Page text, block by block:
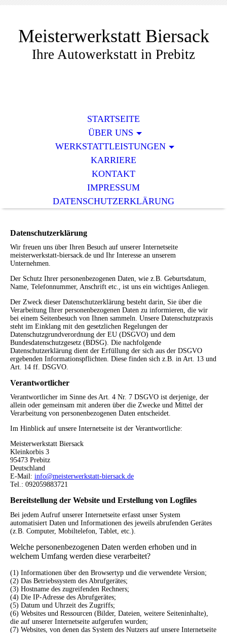
Meisterwerkstatt Biersack
Ihre Autowerkstatt in Prebitz
STARTSEITE
ÜBER UNS
WERKSTATTLEISTUNGEN
KARRIERE
KONTAKT
IMPRESSUM
DATENSCHUTZERKLÄRUNG
Datenschutzerklärung
Wir freuen uns über Ihren Besuch auf unserer Internetseite
meisterwerkstatt-biersack.de und Ihr Interesse an unserem
Unternehmen.
Der Schutz Ihrer personenbezogenen Daten, wie z.B. Geburtsdatum,
Name, Telefonnummer, Anschrift etc., ist uns ein wichtiges Anliegen.
Der Zweck dieser Datenschutzerklärung besteht darin, Sie über die
Verarbeitung Ihrer personenbezogenen Daten zu informieren, die wir
bei einem Seitenbesuch von Ihnen sammeln. Unsere Datenschutzpraxis
steht im Einklang mit den gesetzlichen Regelungen der
Datenschutzgrundverordnung der EU (DSGVO) und dem
Bundesdatenschutzgesetz (BDSG). Die nachfolgende
Datenschutzerklärung dient der Erfüllung der sich aus der DSGVO
ergebenden Informationspflichten. Diese finden sich z.B. in Art. 13 und
Art. 14 ff. DSGVO.
Verantwortlicher
Verantwortlicher im Sinne des Art. 4 Nr. 7 DSGVO ist derjenige, der
allein oder gemeinsam mit anderen über die Zwecke und Mittel der
Verarbeitung von personenbezogenen Daten entscheidet.
Im Hinblick auf unsere Internetseite ist der Verantwortliche:
Meisterwerkstatt Biersack
Kleinkorbis 3
95473 Prebitz
Deutschland
E-Mail: info@meisterwerkstatt-biersack.de
Tel.: 092059883721
Bereitstellung der Website und Erstellung von Logfiles
Bei jedem Aufruf unserer Internetseite erfasst unser System
automatisiert Daten und Informationen des jeweils abrufenden Gerätes
(z.B. Computer, Mobiltelefon, Tablet, etc.).
Welche personenbezogenen Daten werden erhoben und in
welchem Umfang werden diese verarbeitet?
(1) Informationen über den Browsertyp und die verwendete Version;
(2) Das Betriebssystem des Abrufgerätes;
(3) Hostname des zugreifenden Rechners;
(4) Die IP-Adresse des Abrufgerätes;
(5) Datum und Uhrzeit des Zugriffs;
(6) Websites und Ressourcen (Bilder, Dateien, weitere Seiteninhalte),
die auf unserer Internetseite aufgerufen wurden;
(7) Websites, von denen das System des Nutzers auf unsere Internetseite